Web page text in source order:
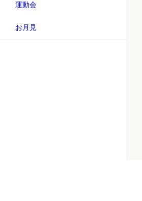
運動会
お月見